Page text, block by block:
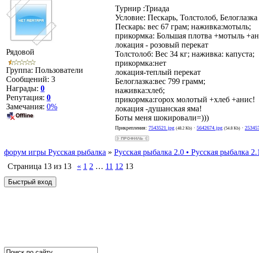
Рядовой
Группа: Пользователи
Сообщений: 3
Награды: 0
Репутация: 0
Замечания: 0%
Турнир :Триада
Условие: Пескарь, Толстолоб, Белоглазка
Пескарь: вес 67 грам; наживка:мотыль;
прикормка: Большая плотва +мотыль
локация - розовый перекат
Толстолоб: Вес 34 кг; наживка: капуста;
прикормка:нет
локация-теплый перекат
Белоглазка:вес 799 грамм;
наживка:хлеб;
прикормка:горох молотый +хлеб +анис!
локация -душанская яма!
Боты меня шокировали=)))
Прикрепления: 7543521.jpg (48.2 Kb) · 5642674.jpg (54.8 Kb) ·
форум игры Русская рыбалка » Русская рыбалка 2.0 • Русская рыбалка
Страница 13 из 13 « 1 2 … 11 12 13